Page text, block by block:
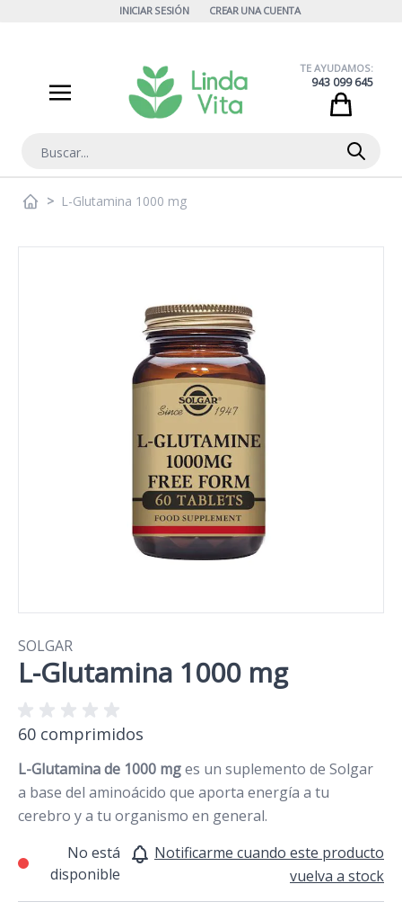
INICIAR SESIÓN CREAR UNA CUENTA
Buscar
TE AYUDAMOS:
943 099 645
> L-Glutamina 1000 mg
SOLGAR
L-Glutamina 1000 mg
60 comprimidos
L-Glutamina de 1000 mges un suplemento de Solgar
a base del aminoácido que aporta energía a tu
cerebro y a tu organismo en general.
No está
disponible
Notificarme cuando este producto
vuelva a stock